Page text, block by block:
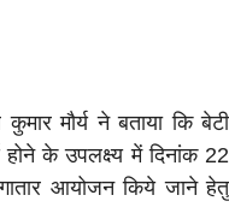
मौर्य ने बताया कि बेटी
के उपलक्ष्य में दिनांक 22
आयोजन किये जाने हेतु